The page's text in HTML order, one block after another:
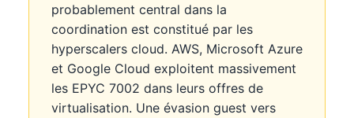
probablement central dans la
coordination est constitué par les
hyperscalers cloud. AWS, Microsoft Azure
et Google Cloud exploitent massivement
les EPYC 7002 dans leurs offres de
virtualisation. Une évasion guest vers